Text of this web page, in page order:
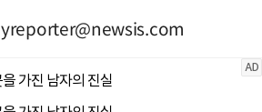
yreporter@newsis.com